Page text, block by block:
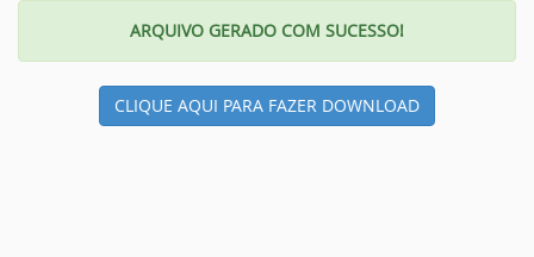
ARQUIVO GERADO COM SUCESSO!
CLIQUE AQUI PARA FAZER DOWNLOAD